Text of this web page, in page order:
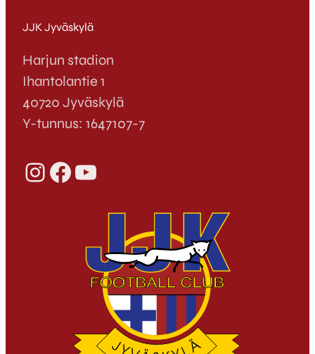
JJK Jyväskylä
Harjun stadion
Ihantolantie 1
40720 Jyväskylä
Y-tunnus: 1647107-7
InstagramFacebook YouTube